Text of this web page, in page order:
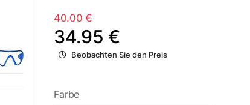
40.00 €
34.95 €
Beobachten Sie den Preis
Farbe